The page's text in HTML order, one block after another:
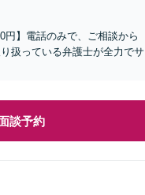
円】電話のみで、ご相談から
扱っている弁護士が全力でサ
談予約